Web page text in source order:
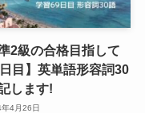
2級の合格目指して
日目】英単語形容詞30
します!
4月26日